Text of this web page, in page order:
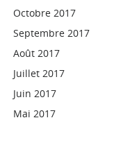
Octobre 2017
Septembre 2017
Août 2017
Juillet 2017
Juin 2017
Mai 2017